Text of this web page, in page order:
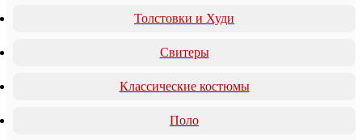
Толстовки и Худи
Свитеры
Классические костюмы
Поло